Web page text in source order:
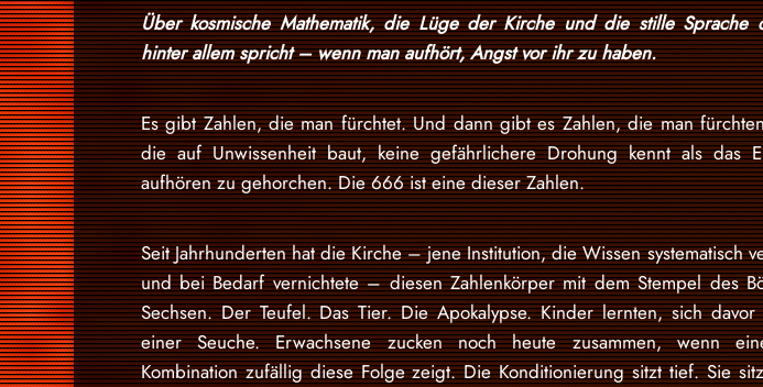
Über kosmische Mathematik, die Lüge der Kirche und die stille Sprache
hinter allem spricht – wenn man aufhört, Angst vor ihr zu haben.
Es gibt Zahlen, die man fürchtet. Und dann gibt es Zahlen, die man
die auf Unwissenheit baut, keine gefährlichere Drohung kennt als das
aufhören zu gehorchen. Die 666 ist eine dieser Zahlen.
Seit Jahrhunderten hat die Kirche – jene Institution, die Wissen systematisch
und bei Bedarf vernichtete – diesen Zahlenkörper mit dem Stempel des
Sechsen. Der Teufel. Das Tier. Die Apokalypse. Kinder lernten, sich
einer Seuche. Erwachsene zucken noch heute zusammen, wenn
Kombination zufällig diese Folge zeigt. Die Konditionierung sitzt tief. Sie